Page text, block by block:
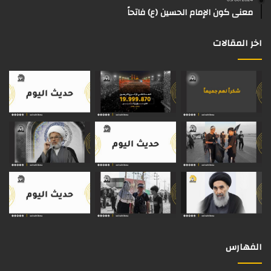
م
معنى كون الإمام الحسين (ع) فاتحاً
اخر المقالات
الفهارس